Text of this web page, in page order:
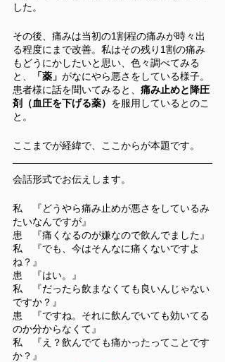
した。
その後、痛みは当初の1割程の痛みが時々出
る程度にまで改善。私はその残り1割の痛み
もどうにかしたいと思い、色々調べてみる
と、
「薬」 がなにやら悪さをしている様子。
患者様に話を聞いてみると、 痛み止めと降圧
剤（血圧を下げる薬） を服用しているとのこ
と。
ここまでが経緯で、ここからが本題です。
会話形式でお伝えします。
私　『どうやら痛み止めが悪さをしているみ
たいなんですが』
患　『痛くなるのが嫌なので飲んでました』
私　『でも、今はそんなに痛くないですよ
ね？』
患　『はい。』
私　『だったら飲まなくても良いんじゃない
ですか？』
患　『ですね。それに飲んでいても効いてる
のか分からなくて』
私　『え？飲んでても痛かったってことです
か？』